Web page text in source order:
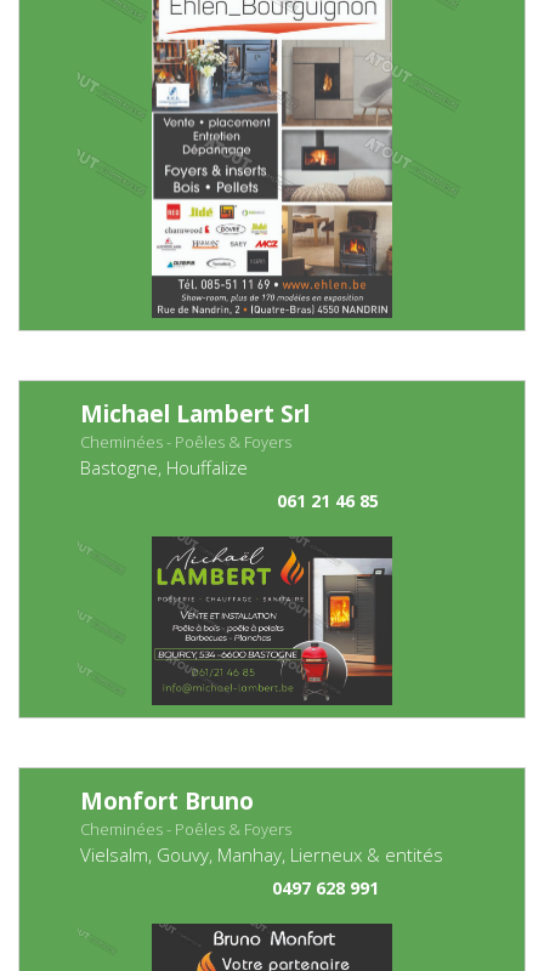
Michael Lambert Srl
Cheminées - Poêles & Foyers
Bastogne, Houffalize
061 21 46 85
Monfort Bruno
Cheminées - Poêles & Foyers
Vielsalm, Gouvy, Manhay, Lierneux & entités
0497 628 991